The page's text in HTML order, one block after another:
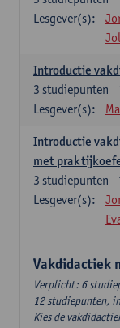
Lesgever(s):
Introductie
3 studiepunten
Lesgever(s):
Introductie
met
3 studiepunten
Lesgever(s):
Vakdidactiek
Verplicht: 6
12 studiepunten,
Kies de